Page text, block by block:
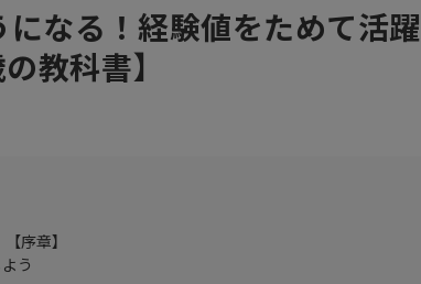
なる！経験値をためて活躍
教科書】
序章】
う